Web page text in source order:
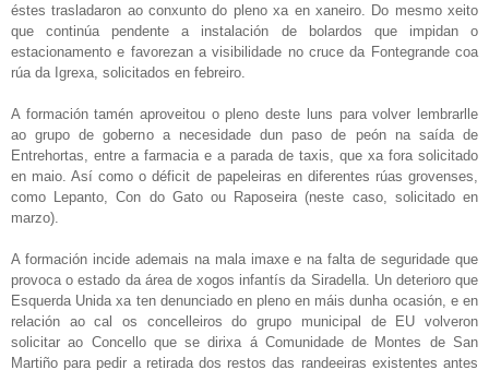
éstes trasladaron ao conxunto do pleno xa en xaneiro. Do mesmo xeito
que continúa pendente a instalación de bolardos que impidan o
estacionamento e favorezan a visibilidade no cruce da Fontegrande coa
rúa da Igrexa, solicitados en febreiro.
A formación tamén aproveitou o pleno deste luns para volver lembrarlle
ao grupo de goberno a necesidade dun paso de peón na saída de
Entrehortas, entre a farmacia e a parada de taxis, que xa fora solicitado
en maio. Así como o déficit de papeleiras en diferentes rúas grovenses,
como Lepanto, Con do Gato ou Raposeira (neste caso, solicitado en
marzo).
A formación incide ademais na mala imaxe e na falta de seguridade que
provoca o estado da área de xogos infantís da Siradella. Un deterioro que
Esquerda Unida xa ten denunciado en pleno en máis dunha ocasión, e en
relación ao cal os concelleiros do grupo municipal de EU volveron
solicitar ao Concello que se dirixa á Comunidade de Montes de San
Martiño para pedir a retirada dos restos das randeeiras existentes antes